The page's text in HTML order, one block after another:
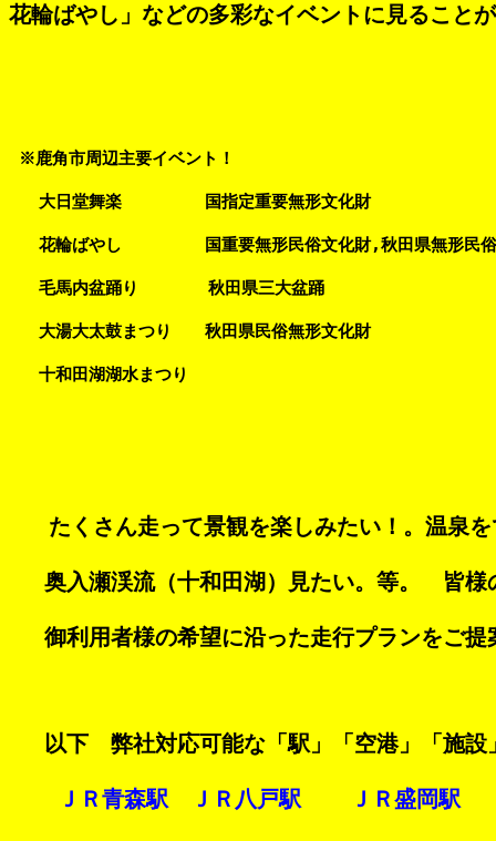
花輪ばやし」などの多彩なイベントに見るこ
※鹿角市周辺主要イベント！
   大日堂舞楽　　　　　国指定重要無形文化財
花輪ばやし　　　　　国重要無形民俗文化財,秋田県無形民
   毛馬内盆踊り  　　　秋田県三大盆踊
   大湯大太鼓まつり　　秋田県民俗無形文化財
   十和田湖湖水まつり
たくさん走って景観を楽しみたい！。温泉
奥入瀬渓流（十和田湖）見たい。等。　皆様
御利用者様の希望に沿った走行プランをご提
以下　弊社対応可能な「駅」「空港」「施設
ＪＲ青森駅　ＪＲ八戸駅　  ＪＲ盛岡